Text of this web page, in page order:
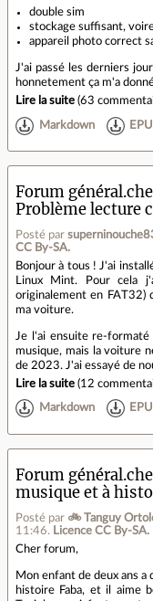
double sim
stockage suffisant,
appareil photo correct
J'ai passé les derniers
honnetement ça m'a
Lire la suite (63
Markdown
Forum
Problème lecture
Posté par
CC By‑SA.
Bonjour à tous ! J'ai
Linux Mint. Pour cela
originalement en FAT32)
ma voiture.
Je l'ai ensuite re-formaté
musique, mais la voiture
de 2023. J'ai essayé de
Lire la suite (12
Markdown
Forum
musique et à
Posté par 🚲 Tanguy
11:46. Licence CC By‑SA.
Cher forum,
Mon enfant de deux ans a
histoire Faba, et il aime